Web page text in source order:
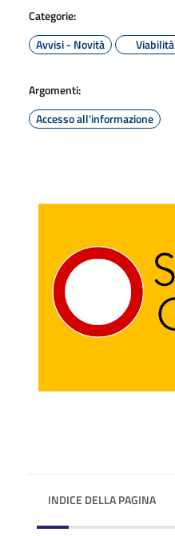
Categorie:
Avvisi - Novità
Viabilità
Argomenti:
Accesso all'informazione
INDICE DELLA PAGINA